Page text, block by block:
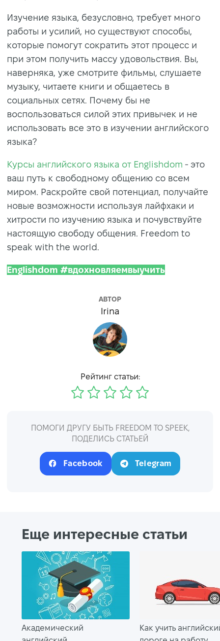
Изучение языка, безусловно, требует много
работы и усилий, но существуют способы,
которые помогут сократить этот процесс и
при этом получить массу удовольствия. Вы,
наверняка, уже смотрите фильмы, слушаете
музыку, читаете книги и общаетесь в
социальных сетях. Почему бы не
воспользоваться силой этих привычек и не
использовать все это в изучении английского
языка?
Курсы английского языка от Englishdom - это
ваш путь к свободному общению со всем
миром. Раскройте свой потенциал, получайте
новые возможности используя лайфхаки и
хитрости по изучению языка и почувствуйте
настоящую свободу общения. Freedom to
speak with the world.
Englishdom #вдохновляемвыучить
АВТОР
Irina
Рейтинг статьи:
ПОМОГИ ДРУГУ БЫТЬ FREEDOM TO SPEEK,
ПОДЕЛИСЬ СТАТЬЕЙ
Facebook Telegram
Еще интересные статьи
Академический
Как учить